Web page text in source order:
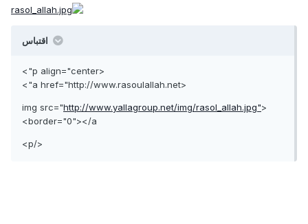
اقتباس
<p align="center">
<a href="http://www.rasoulallah.net">
<img src="
http://www.yallagroup.net/img/rasol_allah.jpg"
border="0"></a>
</p>